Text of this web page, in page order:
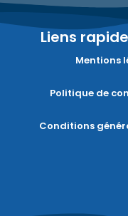
Liens
Mentions
Politique de
Conditions